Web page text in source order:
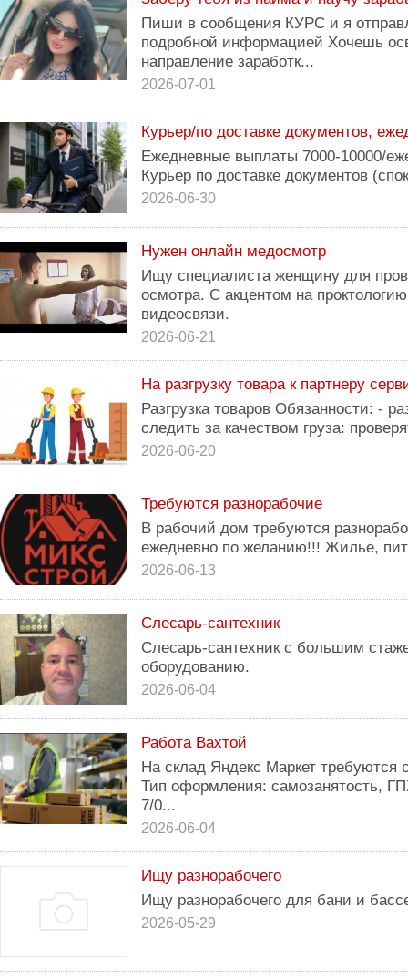
Пиши в сообщения КУРС и я
подробной информацией Хочешь
направление заработк...
2026-07-01
Курьер/по доставке документов,
Ежедневные выплаты 7000-10000/
Курьер по доставке документов
2026-06-30
Нужен онлайн медосмотр
Ищу специалиста женщину для
осмотра. С акцентом на
видеосвязи.
2026-06-21
На разгрузку товара к партнеру
Разгрузка товаров Обязанности: -
следить за качеством груза:
2026-06-20
Требуются разнорабочие
В рабочий дом требуются
ежедневно по желанию!!! Жилье,
2026-06-13
Слесарь-сантехник
Слесарь-сантехник с большим
оборудованию.
2026-06-04
Работа Вахтой
На склад Яндекс Маркет требуются
Тип оформления: самозанятость,
7/0...
2026-06-04
Ищу разнорабочего
Ищу разнорабочего для бани и
2026-05-29